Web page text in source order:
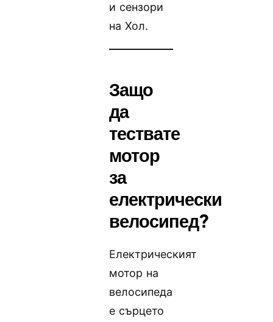
и сензори
на Хол.
Защо
да
тествате
мотор
за
електрически
велосипед?
Електрическият
мотор на
велосипеда
е сърцето